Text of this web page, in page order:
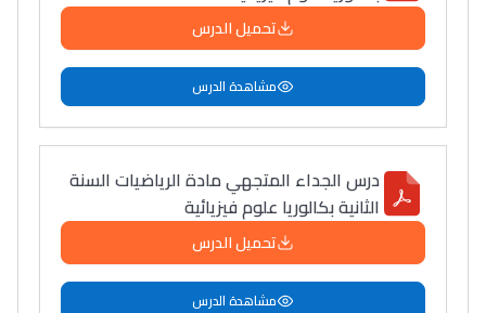
Lycée Maroc
تحميل الدرس
مشاهدة الدرس
درس الجداء المتجهي مادة الرياضيات السنة
الثانية بكالوريا علوم فيزيائية
تحميل الدرس
مشاهدة الدرس